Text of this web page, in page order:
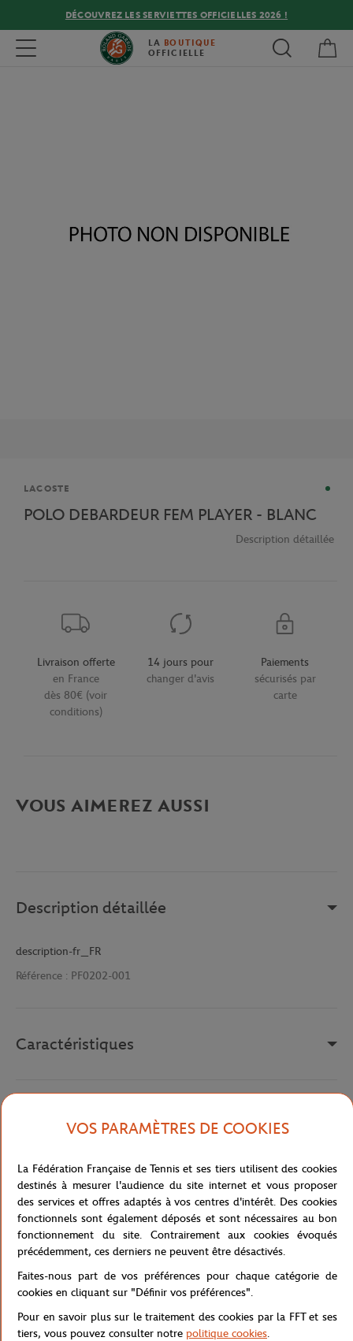
DÉCOUVREZ LES SERVIETTES OFFICIELLES 2026 !
Toggle navigation LA BOUTIQUE
OFFICIELLE
Marque
LACOSTE
POLO DEBARDEUR FEM PLAYER - BLANC
Description détaillée
Livraison offerte
en France
dès 80€ (voir
conditions)
14 jours pour
changer d'avis
Paiements
sécurisés par
carte
VOUS AIMEREZ AUSSI
Description détaillée
description-fr_FR
Référence : PF0202-001
Caractéristiques
Accueil Boutique Concession POLO DEBARDEUR FEM
VOS PARAMÈTRES DE COOKIES
La Fédération Française de Tennis et ses tiers utilisent des cookies
destinés à mesurer l'audience du site internet et vous proposer
des services et offres adaptés à vos centres d'intérêt. Des cookies
fonctionnels sont également déposés et sont nécessaires au bon
fonctionnement du site. Contrairement aux cookies évoqués
précédemment, ces derniers ne peuvent être désactivés.
Faites-nous part de vos préférences pour chaque catégorie de
cookies en cliquant sur "Définir vos préférences".
Pour en savoir plus sur le traitement des cookies par la FFT et ses
tiers, vous pouvez consulter notre politique cookies.